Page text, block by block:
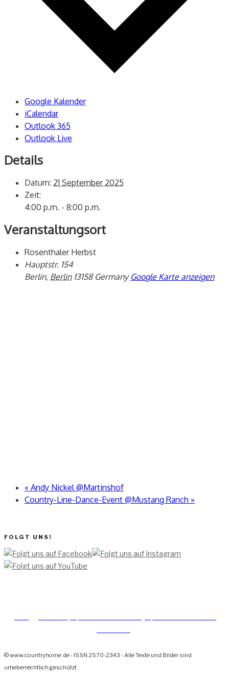
Google Kalender
iCalendar
Outlook 365
Outlook Live
Details
Datum: 21 September 2025
Zeit:
4:00 p.m. - 8:00 p.m.
Veranstaltungsort
Rosenthaler Herbst
Hauptstr. 154
Berlin, Berlin 13158 Germany Google Karte anzeigen
« Andy Nickel @Martinshof
Country-Line-Dance-Event @Mustang Ranch »
FOLGT UNS!
© www.countryhome.de - ISSN 2570-2343 - Alle Texte und Bilder sind
urheberrechtlich geschützt